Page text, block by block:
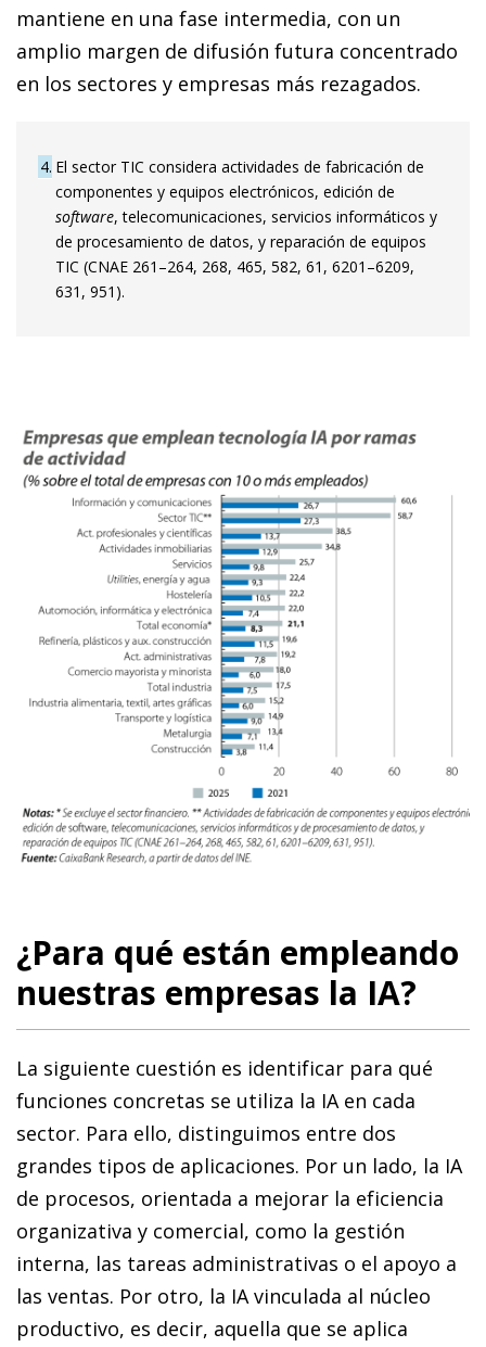
mantiene en una fase intermedia, con un
amplio margen de difusión futura concentrado
en los sectores y empresas más rezagados.
4 El sector TIC considera actividades de fabricación de
componentes y equipos electrónicos, edición de
software, telecomunicaciones, servicios informáticos y
de procesamiento de datos, y reparación de equipos
TIC (CNAE 261–264, 268, 465, 582, 61, 6201–6209,
631, 951).
¿Para qué están empleando
nuestras empresas la IA?
La siguiente cuestión es identificar para qué
funciones concretas se utiliza la IA en cada
sector. Para ello, distinguimos entre dos
grandes tipos de aplicaciones. Por un lado, la IA
de procesos, orientada a mejorar la eficiencia
organizativa y comercial, como la gestión
interna, las tareas administrativas o el apoyo a
las ventas. Por otro, la IA vinculada al núcleo
productivo, es decir, aquella que se aplica